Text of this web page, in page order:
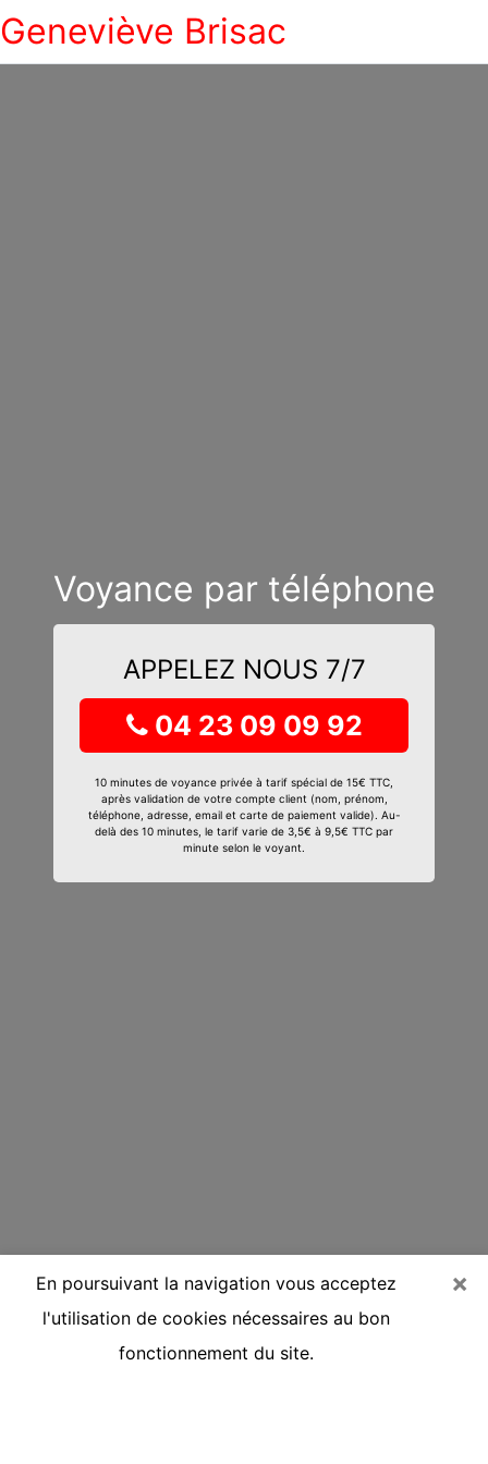
Geneviève Brisac
Voyance par téléphone
APPELEZ NOUS 7/7
04 23 09 09 92
10 minutes de voyance privée à tarif spécial de 15€ TTC,
après validation de votre compte client (nom, prénom,
téléphone, adresse, email et carte de paiement valide). Au-
delà des 10 minutes, le tarif varie de 3,5€ à 9,5€ TTC par
minute selon le voyant.
×
En poursuivant la navigation vous acceptez
l'utilisation de cookies nécessaires au bon
fonctionnement du site.